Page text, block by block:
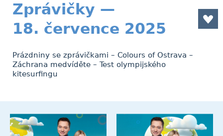
Zprávičky —
18. července 2025
Prázdniny se zprávičkami – Colours of Ostrava –
Záchrana medvíděte – Test olympijského
kitesurfingu